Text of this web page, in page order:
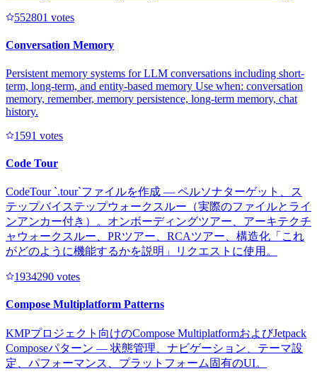
552801 votes
Conversation Memory
Persistent memory systems for LLM conversations including short-
term, long-term, and entity-based memory Use when: conversation
memory, remember, memory persistence, long-term memory, chat
history.
1591 votes
Code Tour
CodeTour `.tour`ファイルを作成 — ペルソナターゲット、ス
テップバイステップウォークスルー（実際のファイルとライ
ンアンカー付き）。オンボーディングツアー、アーキテクチ
ャウォークスルー、PRツアー、RCAツアー、構造化「これ
がどのように機能するかを説明」リクエストに使用。
1934290 votes
Compose Multiplatform Patterns
KMPプロジェクト向けのCompose MultiplatformおよびJetpack
Composeパターン — 状態管理、ナビゲーション、テーマ設
定、パフォーマンス、プラットフォーム固有のUI。